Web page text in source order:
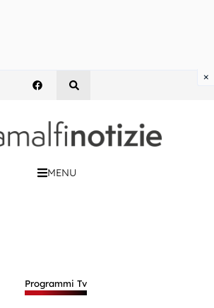
MENU
Programmi Tv
×